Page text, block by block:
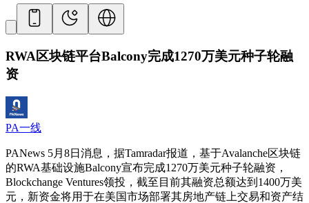
RWA区块链平台Balcony完成1270万美元种子轮融
资
PA一线
PANews 5月8日消息，据Tamradar报道，基于Avalanche区块链
的RWA基础设施Balcony宣布完成1270万美元种子轮融资，
Blockchange Ventures领投，截至目前其融资总额达到1400万美
元，新资金将用于在美国市场部署其房地产链上交易和资产结